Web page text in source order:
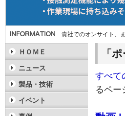
貴社でのオンサイト、
「
すべて
るペー
ＨＯＭＥ
ニュース
製品・技術
イベント